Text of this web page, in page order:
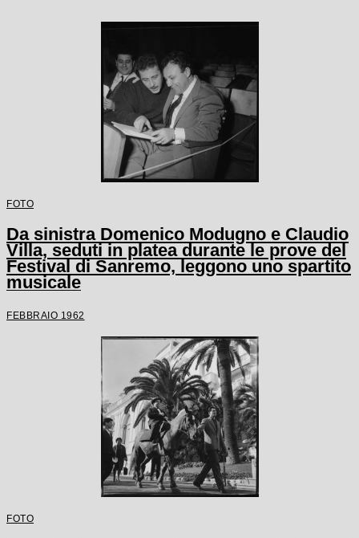
FOTO
Da sinistra Domenico Modugno e Claudio
Villa, seduti in platea durante le prove del
Festival di Sanremo, leggono uno spartito
musicale
FEBBRAIO 1962
FOTO